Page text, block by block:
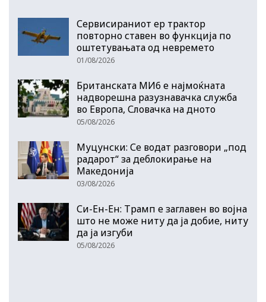
Сервисираниот ер трактор
повторно ставен во функција по
оштетувањата од невремето
01/08/2026
Британската МИ6 е најмоќната
надворешна разузнавачка служба
во Европа, Словачка на дното
05/08/2026
Муцунски: Се водат разговори „под
радарот“ за деблокирање на
Македонија
03/08/2026
Си-Ен-Ен: Трамп е заглавен во војна
што не може ниту да ја добие, ниту
да ја изгуби
05/08/2026